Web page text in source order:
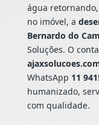
água
no imóvel, a
Bernardo do
Soluções. O
WhatsApp 11
humanizado,
com qualidade.